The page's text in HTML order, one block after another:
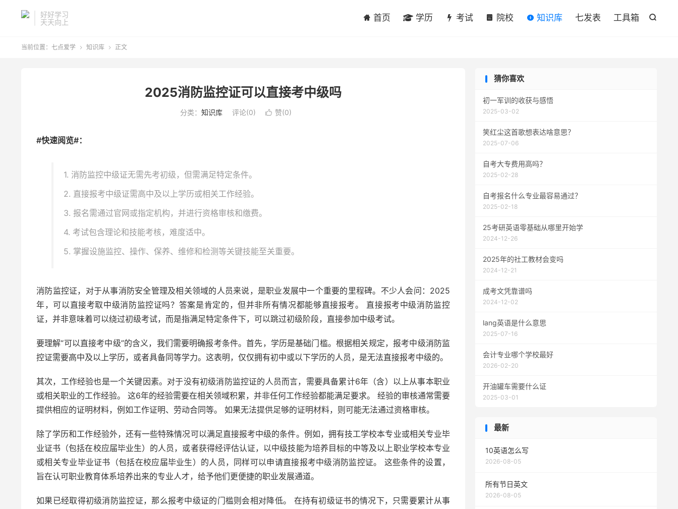
好好学习
天天向上

首页 学历 考试 院校 知识库 七发表 工具箱
当前位置： 七点爱学  知识库  正文
2025消防监控证可以直接考中级吗
分类： 知识库 评论(0)  赞(0)
#快速阅览#：
1. 消防监控中级证无需先考初级，但需满足特定条件。
2. 直接报考中级证需高中及以上学历或相关工作经验。
3. 报名需通过官网或指定机构，并进行资格审核和缴费。
4. 考试包含理论和技能考核，难度适中。
5. 掌握设施监控、操作、保养、维修和检测等关键技能至关重要。
消防监控证，对于从事消防安全管理及相关领域的人员来说，是职业发展中一个重要的里程碑。不少人会问：2025
年，可以直接考取中级消防监控证吗？答案是肯定的，但并非所有情况都能够直接报考。 直接报考中级消防监控
证，并非意味着可以绕过初级考试，而是指满足特定条件下，可以跳过初级阶段，直接参加中级考试。
要理解“可以直接考中级”的含义，我们需要明确报考条件。首先，学历是基础门槛。根据相关规定，报考中级消防监
控证需要高中及以上学历，或者具备同等学力。这表明，仅仅拥有初中或以下学历的人员，是无法直接报考中级的。
其次，工作经验也是一个关键因素。对于没有初级消防监控证的人员而言，需要具备累计6年（含）以上从事本职业
或相关职业的工作经验。 这6年的经验需要在相关领域积累，并非任何工作经验都能满足要求。 经验的审核通常需要
提供相应的证明材料，例如工作证明、劳动合同等。 如果无法提供足够的证明材料，则可能无法通过资格审核。
除了学历和工作经验外，还有一些特殊情况可以满足直接报考中级的条件。例如，拥有技工学校本专业或相关专业毕
业证书（包括在校应届毕业生）的人员，或者获得经评估认证，以中级技能为培养目标的中等及以上职业学校本专业
或相关专业毕业证书（包括在校应届毕业生）的人员，同样可以申请直接报考中级消防监控证。 这些条件的设置，
旨在认可职业教育体系培养出来的专业人才，给予他们更便捷的职业发展通道。
如果已经取得初级消防监控证，那么报考中级证的门槛则会相对降低。 在持有初级证书的情况下，只需要累计从事
猜你喜欢
初一军训的收获与感悟
2025-03-02
笑红尘这首歌想表达啥意思？
2025-07-06
自考大专费用高吗？
2025-02-28
自考报名什么专业最容易通过？
2025-02-18
25考研英语零基础从哪里开始学
2024-12-26
2025年的社工教材会变吗
2024-12-21
成考文凭靠谱吗
2024-12-02
lang英语是什么意思
2025-07-16
会计专业哪个学校最好
2026-02-20
开油罐车需要什么证
2025-03-01
最新
10英语怎么写
2026-08-05
所有节日英文
2026-08-05